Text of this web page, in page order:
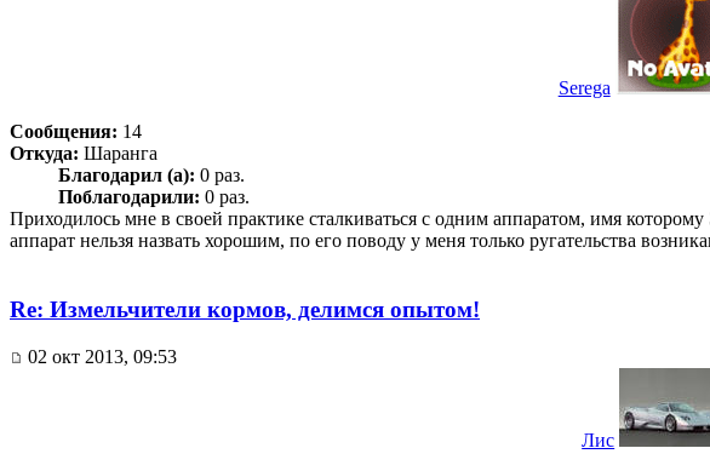
Serega
Сообщения: 14
Откуда: Шаранга
Благодарил (а): 0 раз.
Поблагодарили: 0 раз.
Приходилось мне в своей практике сталкиваться с одним аппаратом, имя
аппарат нельзя назвать хорошим, по его поводу у меня только ругательства
Re: Измельчители кормов, делимся опытом!
02 окт 2013, 09:53
Лис